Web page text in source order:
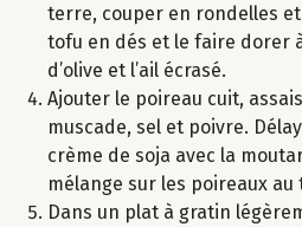
terre, couper en rondelles
tofu en dés et le faire dorer
d’olive et l’ail écrasé.
Ajouter le poireau cuit,
muscade, sel et poivre.
crème de soja avec la
mélange sur les poireaux au
Dans un plat à gratin